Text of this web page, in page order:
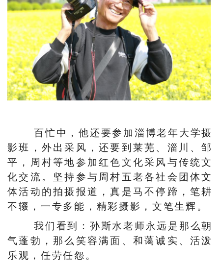
百忙中，他还要参加淄博老年大学摄
影班，外出采风，还要到莱芜、淄川、邹
平，周村等地参加红色文化采风与传统文
化交流。坚持参与周村五老各社会团体文
体活动的拍摄报道，真是马不停蹄，笔耕
不辍，一专多能，精彩摄影，文笔生辉。
我们看到：孙斯水老师永远是那么朝
气蓬勃，那么笑容满面、和蔼诚实、活泼
乐观，任劳任怨。